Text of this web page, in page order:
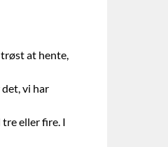
trøst at hente,
vi har
eller fire. I